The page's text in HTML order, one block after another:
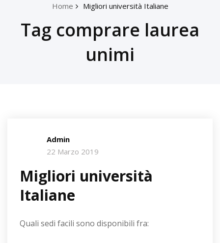
Home Migliori università Italiane
Tag comprare laurea
unimi
Admin
22 Marzo 2019
Migliori università
Italiane
Quali sedi facili sono disponibili fra: